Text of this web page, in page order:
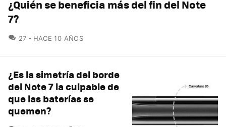
¿Quién se beneficia más del fin del Note
7?
27 COMENTARIOS
HACE 10 AÑOS
¿Es la simetría del borde
del Note 7 la culpable de
que las baterías se
quemen?